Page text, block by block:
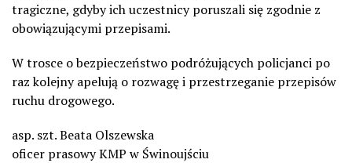
tragiczne, gdyby ich uczestnicy poruszali się zgodnie z
obowiązującymi przepisami.
W trosce o bezpieczeństwo podróżujących policjanci po
raz kolejny apelują o rozwagę i przestrzeganie przepisów
ruchu drogowego.
asp. szt. Beata Olszewska
oficer prasowy KMP w Świnoujściu